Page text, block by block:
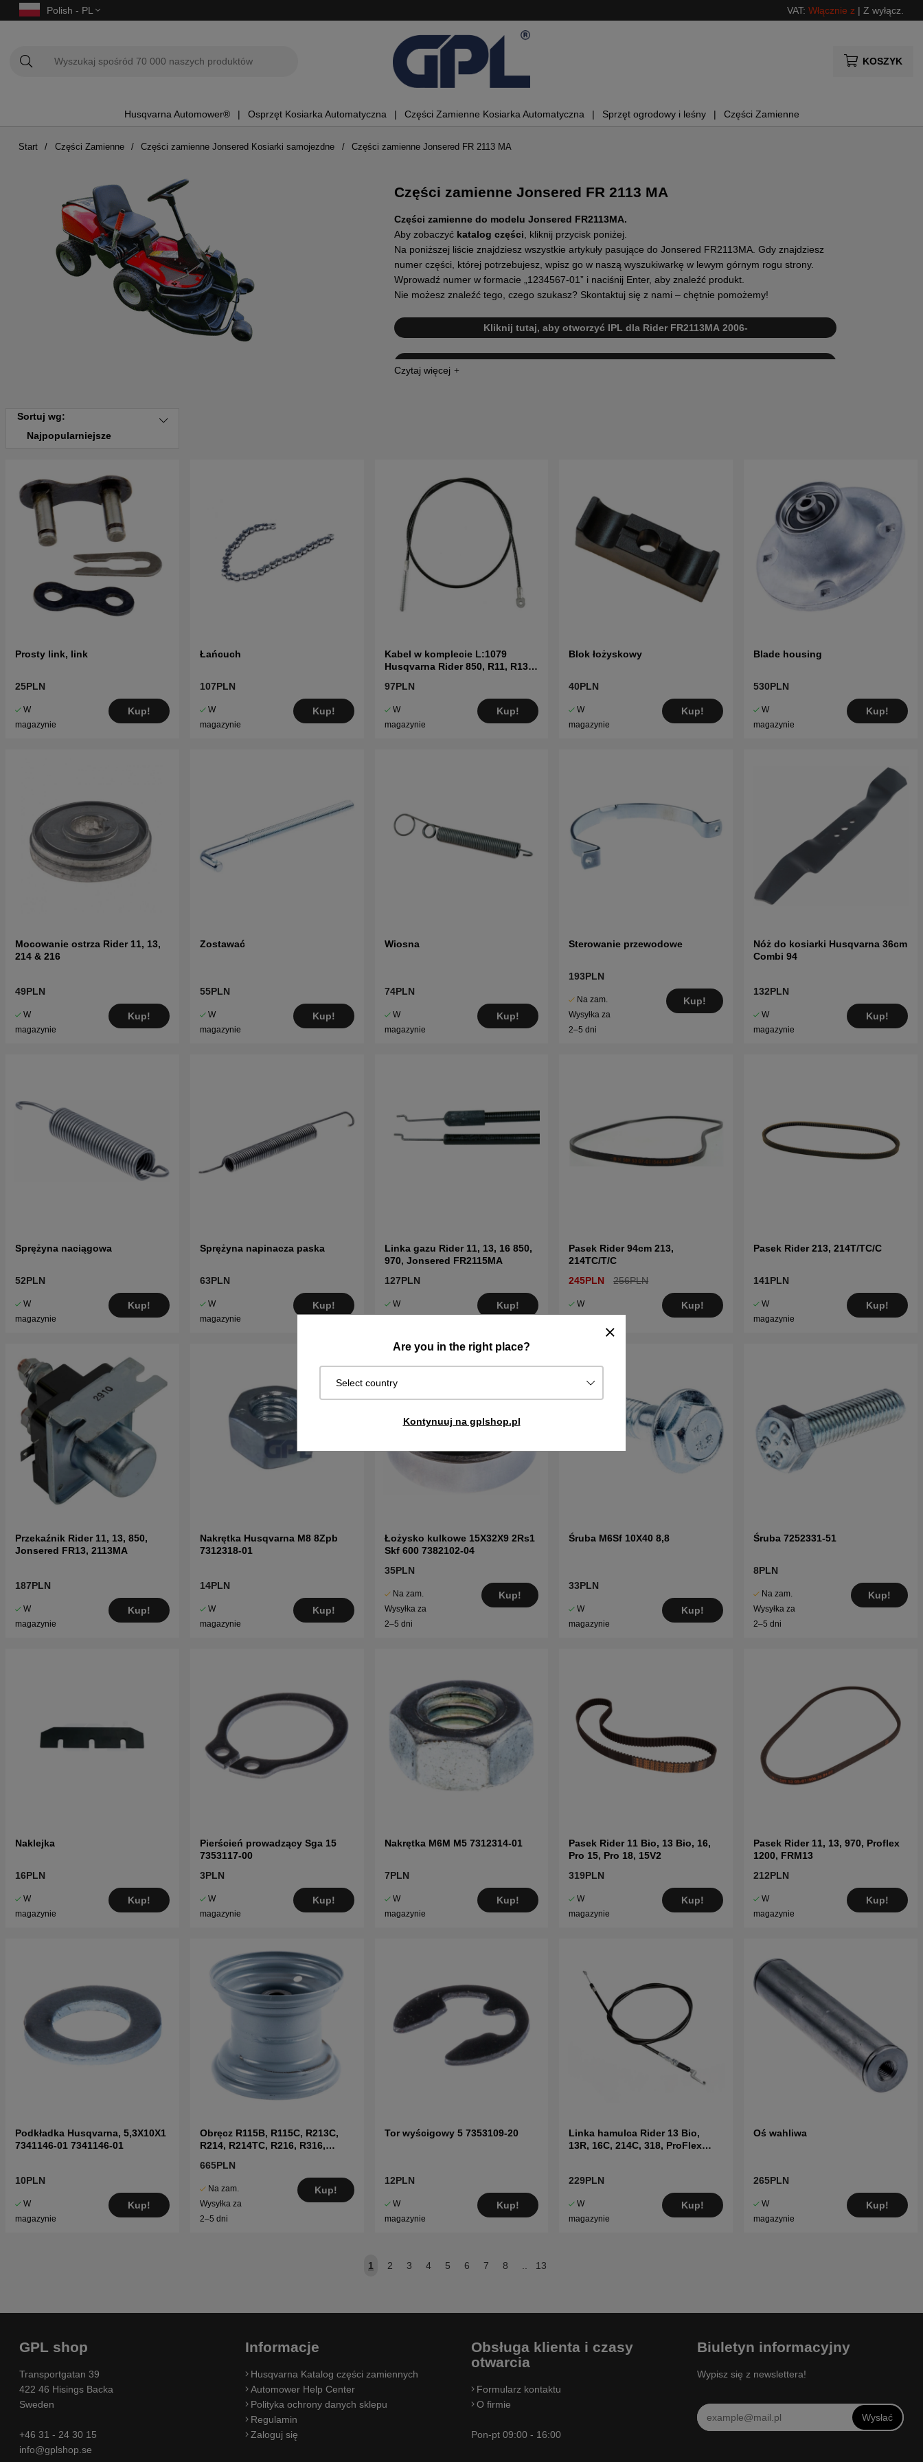
Polish - PL VAT: Włącznie z | Z wyłącz.
KOSZYK
Husqvarna Automower® Osprzęt Kosiarka Automatyczna Części Zamienne Kosiarka Automatyczna Sprzęt ogrodowy i leśny Części Zamienne
Are you in the right place?
Select country
Kontynuuj na gplshop.pl
Start Części Zamienne Części zamienne Jonsered Kosiarki samojezdne Części zamienne Jonsered FR 2113 MA
Części zamienne Jonsered FR 2113 MA
Części zamienne do modelu Jonsered FR2113MA.
Aby zobaczyć katalog części, kliknij przycisk poniżej.
Na poniższej liście znajdziesz wszystkie artykuły pasujące do Jonsered FR2113MA. Gdy znajdziesz
numer części, której potrzebujesz, wpisz go w naszą wyszukiwarkę w lewym górnym rogu strony.
Wprowadź numer w formacie „1234567-01” i naciśnij Enter, aby znaleźć produkt.
Nie możesz znaleźć tego, czego szukasz? Skontaktuj się z nami – chętnie pomożemy!
Kliknij tutaj, aby otworzyć IPL dla Rider FR2113MA 2006-
Sortuj wg:
Najpopularniejsze
Prosty link, link
25PLN
W
magazynie
Kup!
Łańcuch
107PLN
W
magazynie
Kup!
Kabel w komplecie L:1079
Husqvarna Rider 850, R11, R13
97PLN
W
magazynie
Kup!
Blok łożyskowy
40PLN
W
magazynie
Kup!
Blade housing
530PLN
W
magazynie
Kup!
Mocowanie ostrza Rider 11, 13,
214 & 216
49PLN
W
magazynie
Kup!
Zostawać
55PLN
W
magazynie
Kup!
Wiosna
74PLN
W
magazynie
Kup!
Sterowanie przewodowe
193PLN
Na zam.
Wysyłka za
2–5 dni
Kup!
Nóż do kosiarki Husqvarna 36cm
Combi 94
132PLN
W
magazynie
Kup!
Sprężyna naciągowa
52PLN
W
magazynie
Kup!
Sprężyna napinacza paska
63PLN
W
magazynie
Kup!
Linka gazu Rider 11, 13, 16 850,
970, Jonsered FR2115MA
127PLN
W
Kup!
Pasek Rider 94cm 213,
214TC/T/C
245PLN
256PLN
W
Kup!
Pasek Rider 213, 214T/TC/C
141PLN
W
magazynie
Kup!
Przekaźnik Rider 11, 13, 850,
Jonsered FR13, 2113MA
187PLN
W
magazynie
Kup!
Nakrętka Husqvarna M8 8Zpb
7312318-01
14PLN
W
magazynie
Kup!
Łożysko kulkowe 15X32X9 2Rs1
Skf 600 7382102-04
35PLN
Na zam.
Wysyłka za
2–5 dni
Kup!
Śruba M6Sf 10X40 8,8
33PLN
W
magazynie
Kup!
Śruba 7252331-51
8PLN
Na zam.
Wysyłka za
2–5 dni
Kup!
Naklejka
16PLN
W
magazynie
Kup!
Pierścień prowadzący Sga 15
7353117-00
3PLN
W
magazynie
Kup!
Nakrętka M6M M5 7312314-01
7PLN
W
magazynie
Kup!
Pasek Rider 11 Bio, 13 Bio, 16,
Pro 15, Pro 18, 15V2
319PLN
W
magazynie
Kup!
Pasek Rider 11, 13, 970, Proflex
1200, FRM13
212PLN
W
magazynie
Kup!
Podkładka Husqvarna, 5,3X10X1
7341146-01 7341146-01
10PLN
W
magazynie
Kup!
Obręcz R115B, R115C, R213C,
R214, R214TC, R216, R316,
665PLN
Na zam.
Wysyłka za
2–5 dni
Kup!
Tor wyścigowy 5 7353109-20
12PLN
W
magazynie
Kup!
Linka hamulca Rider 13 Bio,
13R, 16C, 214C, 318, ProFlex
229PLN
W
magazynie
Kup!
Oś wahliwa
265PLN
W
magazynie
Kup!
1 2 3 4 5 6 7 8 13
GPL shop
Transportgatan 39
422 46 Hisings Backa
Sweden
+46 31 - 24 30 15
info@gplshop.se
Informacje
Husqvarna Katalog części zamiennych
Automower Help Center
Polityka ochrony danych sklepu
Regulamin
Zaloguj się
Obsługa klienta i czasy
otwarcia
Formularz kontaktu
O firmie
Pon-pt 09:00 - 16:00
Biuletyn informacyjny
Wypisz się z newslettera!
Wysłać